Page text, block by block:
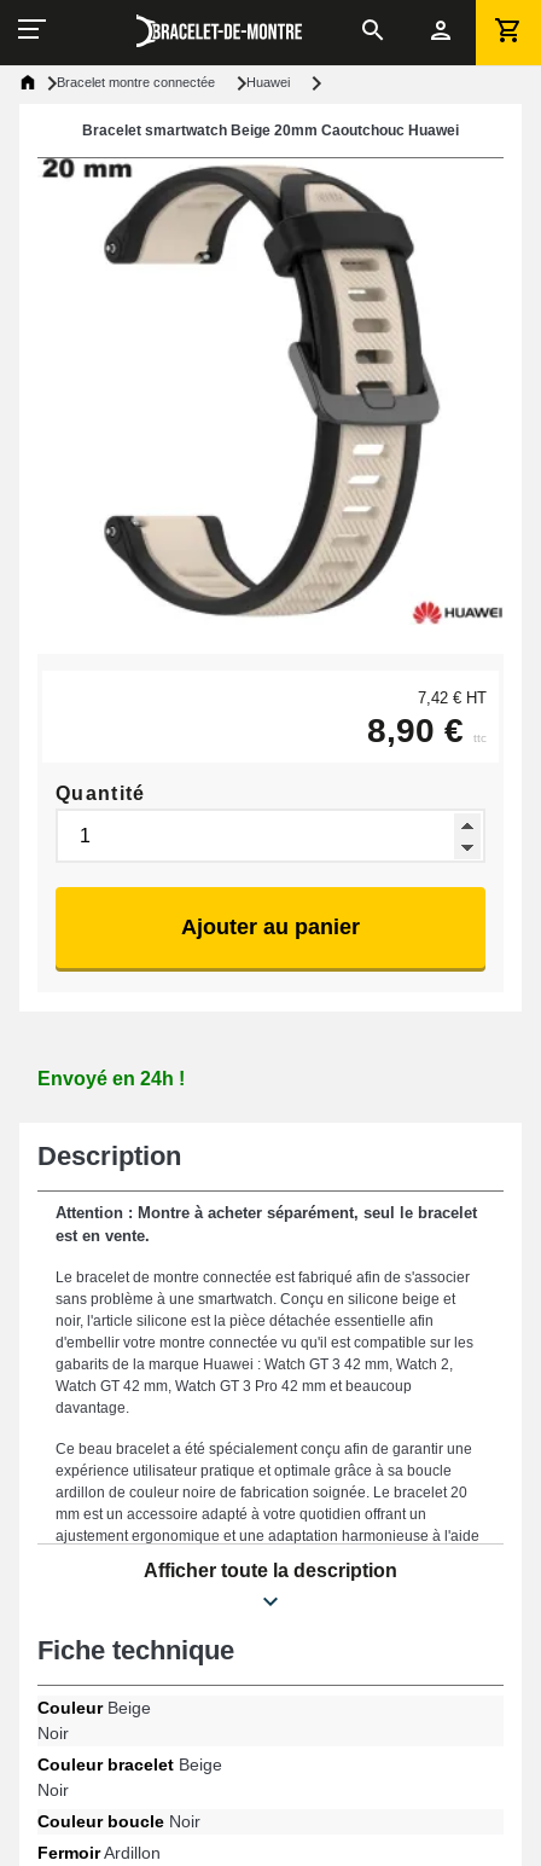
Bracelet montre connectée Huawei
Bracelet smartwatch Beige 20mm Caoutchouc Huawei
7,42 € HT
8,90 € ttc
Quantité
Ajouter au panier
Envoyé en 24h !
Description
Attention : Montre à acheter séparément, seul le bracelet
est en vente.
Le bracelet de montre connectée est fabriqué afin de s'associer
sans problème à une smartwatch. Conçu en silicone beige et
noir, l'article silicone est la pièce détachée essentielle afin
d'embellir votre montre connectée vu qu'il est compatible sur les
gabarits de la marque Huawei : Watch GT 3 42 mm, Watch 2,
Watch GT 42 mm, Watch GT 3 Pro 42 mm et beaucoup
davantage.
Ce beau bracelet a été spécialement conçu afin de garantir une
expérience utilisateur pratique et optimale grâce à sa boucle
ardillon de couleur noire de fabrication soignée. Le bracelet 20
mm est un accessoire adapté à votre quotidien offrant un
ajustement ergonomique et une adaptation harmonieuse à l'aide
alternative appropriée dans le but d'en remplacer un endommagé
ou cassé, vu qu'il est solide. Accentuant la silhouette
s'adapte parfaitement aux critères des professionnels. Adaptée
sur cette gamme de bracelet pour montre connectée, elle
convient sur ce format avec les références Watch GT 42 mm,
Watch GT 3 Pro 42 mm, Watch GT 3 42 mm, Watch 2 et beaucoup
plus de la marque Huawei, l'attache ardillon est de fabrication
Huawei offre une connexion harmonieuse avec plusieurs
références de manière sans effort tout en offrant une esthétique
irréprochable.
Afficher toute la description
Fiche technique
CouleurBeige
Noir
Couleur bracelet Beige
Noir
Couleur boucle Noir
FermoirArdillon